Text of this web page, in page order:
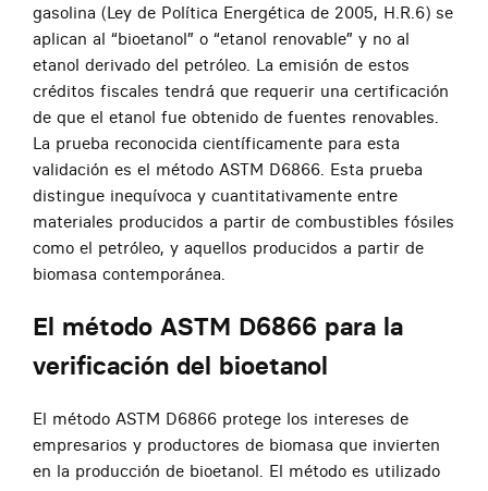
gasolina (Ley de Política Energética de 2005, H.R.6) se
aplican al “bioetanol” o “etanol renovable” y no al
etanol derivado del petróleo. La emisión de estos
créditos fiscales tendrá que requerir una certificación
de que el etanol fue obtenido de fuentes renovables.
La prueba reconocida científicamente para esta
validación es el método ASTM D6866. Esta prueba
distingue inequívoca y cuantitativamente entre
materiales producidos a partir de combustibles fósiles
como el petróleo, y aquellos producidos a partir de
biomasa contemporánea.
El método ASTM D6866 para la
verificación del bioetanol
El método ASTM D6866 protege los intereses de
empresarios y productores de biomasa que invierten
en la producción de bioetanol. El método es utilizado